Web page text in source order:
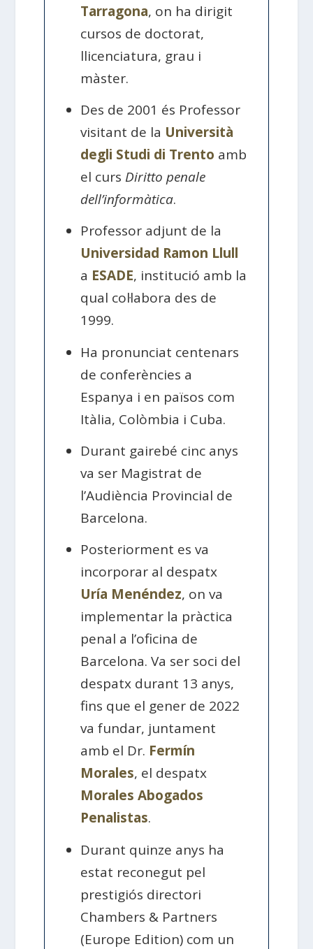
Tarragona, on ha dirigit
cursos de doctorat,
llicenciatura, grau i
màster.
Des de 2001 és Professor
visitant de la Università
degli Studi di Trento amb
el curs Diritto penale
dell’informàtica.
Professor adjunt de la
Universidad Ramon Llull
a ESADE, institució amb la
qual col·labora des de
1999.
Ha pronunciat centenars
de conferències a
Espanya i en països com
Itàlia, Colòmbia i Cuba.
Durant gairebé cinc anys
va ser Magistrat de
l’Audiència Provincial de
Barcelona.
Posteriorment es va
incorporar al despatx
Uría Menéndez, on va
implementar la pràctica
penal a l’oficina de
Barcelona. Va ser soci del
despatx durant 13 anys,
fins que el gener de 2022
va fundar, juntament
amb el Dr. Fermín
Morales, el despatx
Morales Abogados
Penalistas.
Durant quinze anys ha
estat reconegut pel
prestigiós directori
Chambers & Partners
(Europe Edition) com un